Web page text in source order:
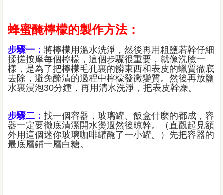
蜂蜜醃檸檬的製作方法：
步驟一： 將檸檬用溫水洗淨，然後再用粗鹽若幹仔細
揉搓按摩每個檸檬，這個步驟很重要，就像洗臉一
樣，是為了把檸檬毛孔裏的髒東西和表皮的蠟質徹底
去除，避免醃漬的過程中檸檬發黴變質。然後再放鹽
水裏浸泡30分鍾，再用清水洗淨，把表皮幹燥。
步驟二： 找一個容器，玻璃罐、飯盒什麼的都成，容
器一定要徹底清潔開水燙過然後晾幹。（直觀起見額
外用這個迷你玻璃咖啡罐醃了一小罐。）先把容器的
最底層鋪一層白糖。